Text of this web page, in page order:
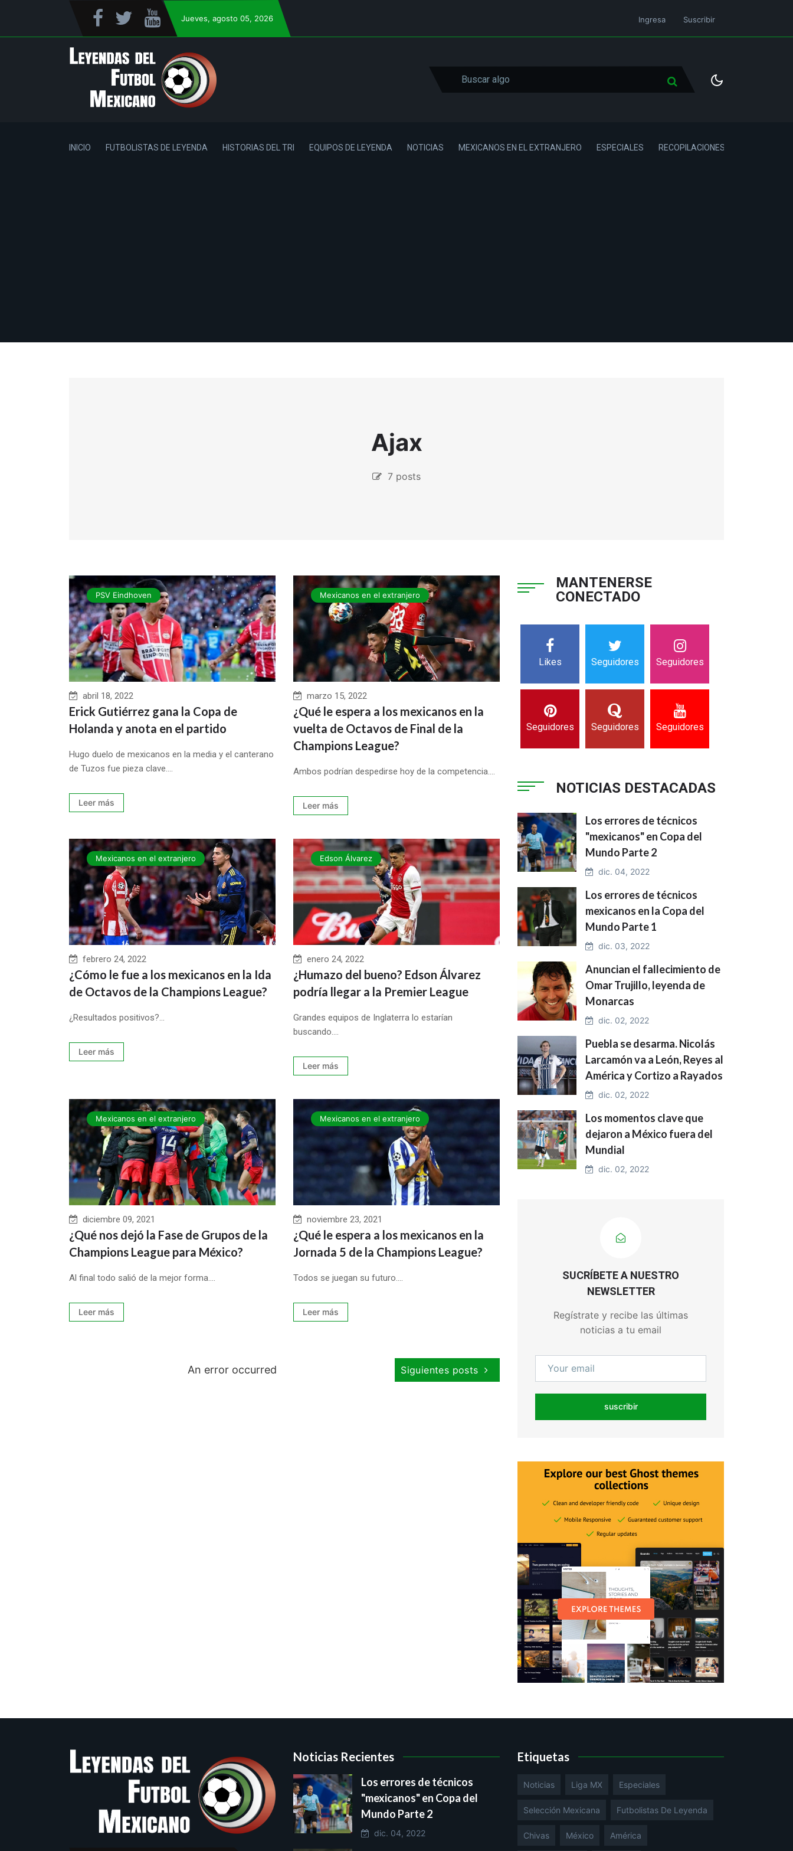
Jueves, agosto 05, 2026 Ingresa Suscribir
INICIO FUTBOLISTAS DE LEYENDA HISTORIAS DEL TRI EQUIPOS DE LEYENDA NOTICIAS MEXICANOS EN EL EXTRANJERO ESPECIALES RECOPILACIONES
Ajax
7 posts
PSV Eindhoven
abril 18, 2022
Erick Gutiérrez gana la Copa de
Holanda y anota en el partido
Hugo duelo de mexicanos en la media y el canterano
de Tuzos fue pieza clave....
Leer más
Mexicanos en el extranjero
marzo 15, 2022
¿Qué le espera a los mexicanos en la
vuelta de Octavos de Final de la
Champions League?
Ambos podrían despedirse hoy de la competencia....
Leer más
Mexicanos en el extranjero
febrero 24, 2022
¿Cómo le fue a los mexicanos en la Ida
de Octavos de la Champions League?
¿Resultados positivos?...
Leer más
Edson Álvarez
enero 24, 2022
¿Humazo del bueno? Edson Álvarez
podría llegar a la Premier League
Grandes equipos de Inglaterra lo estarían
buscando....
Leer más
Mexicanos en el extranjero
diciembre 09, 2021
¿Qué nos dejó la Fase de Grupos de la
Champions League para México?
Al final todo salió de la mejor forma....
Leer más
Mexicanos en el extranjero
noviembre 23, 2021
¿Qué le espera a los mexicanos en la
Jornada 5 de la Champions League?
Todos se juegan su futuro....
Leer más
An error occurred Siguientes posts
MANTENERSE
CONECTADO
Likes Seguidores Seguidores
Seguidores Seguidores Seguidores
NOTICIAS DESTACADAS
Los errores de técnicos
"mexicanos" en Copa del
Mundo Parte 2
dic. 04, 2022
Los errores de técnicos
mexicanos en la Copa del
Mundo Parte 1
dic. 03, 2022
Anuncian el fallecimiento de
Omar Trujillo, leyenda de
Monarcas
dic. 02, 2022
Puebla se desarma. Nicolás
Larcamón va a León, Reyes al
América y Cortizo a Rayados
dic. 02, 2022
Los momentos clave que
dejaron a México fuera del
Mundial
dic. 02, 2022
SUCRÍBETE A NUESTRO
NEWSLETTER
Regístrate y recibe las últimas
noticias a tu email
suscribir
Noticias Recientes
Los errores de técnicos
"mexicanos" en Copa del
Mundo Parte 2
dic. 04, 2022
Etiquetas
Noticias Liga MX Especiales
Selección Mexicana Futbolistas De Leyenda
Chivas México América